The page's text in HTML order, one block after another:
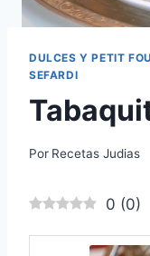
DULCES Y PETIT
SEFARDI
Por Recetas Judias
0 (0)